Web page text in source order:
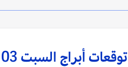
توقعات أبراج السبت 03 أيلول - سبتمبر 2022